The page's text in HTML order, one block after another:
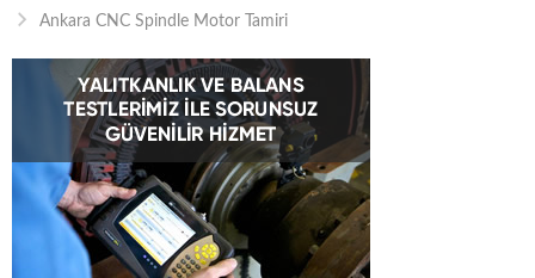
Ankara CNC Spindle Motor Tamiri